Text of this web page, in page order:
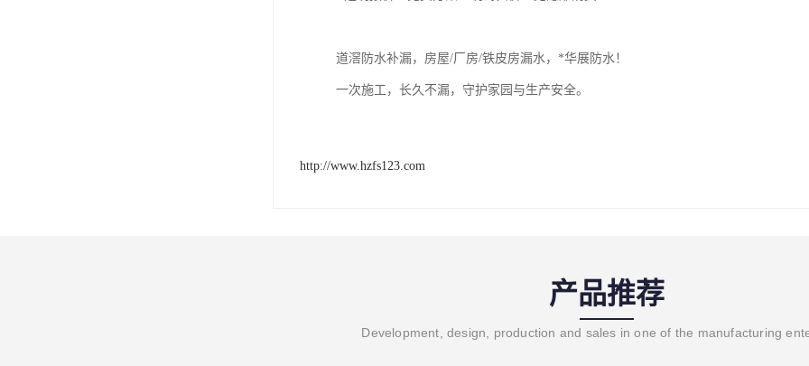
道滘防水补漏，房屋/厂房/铁皮房漏水，*华展防水！
一次施工，长久不漏，守护家园与生产安全。
http://www.hzfs123.com
产品推荐
Development, design, production and sales in one of the manufacturing